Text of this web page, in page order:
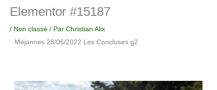
Elementor #15187
/ Non classé / Par Christian Alix
Méjannes 28/06/2022 Les Concluses g2